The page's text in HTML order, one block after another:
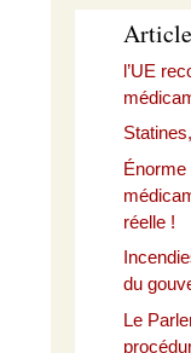
l’UE
Énorme
réelle !
du
Le